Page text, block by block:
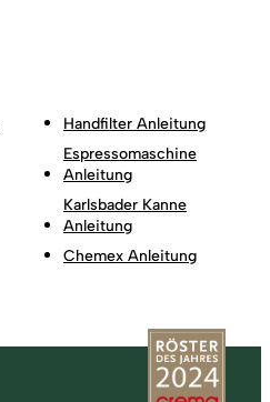
Handfilter Anleitung
Espressomaschine
Anleitung
Karlsbader Kanne
Anleitung
Chemex Anleitung